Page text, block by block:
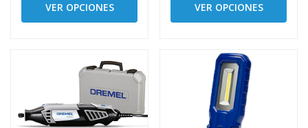
VER OPCIONES VER OPCIONES